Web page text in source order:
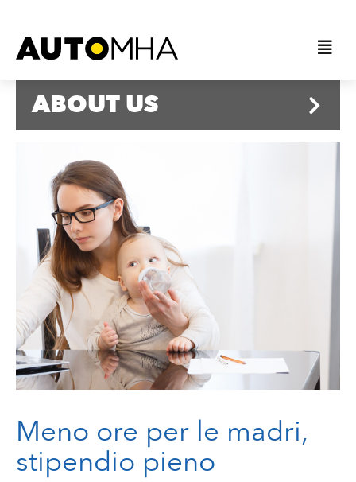
ABOUT US
Meno ore per le madri,
stipendio pieno